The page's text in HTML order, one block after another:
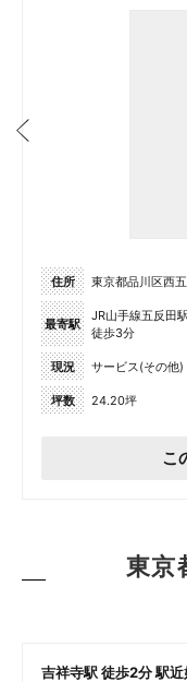
住所
東京都品川区西
最寄駅
JR山手線五反田駅
徒歩3分
現況 サービス(その他)
坪数 24.20坪
こ
東京
吉祥寺駅 徒歩2分 駅